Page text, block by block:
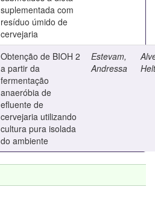
suplementada com
resíduo úmido de
cervejaria
Obtenção de BIOH 2
a partir da
fermentação
anaeróbia de
efluente de
cervejaria utilizando
cultura pura isolada
do ambiente
Estevam,
Andressa